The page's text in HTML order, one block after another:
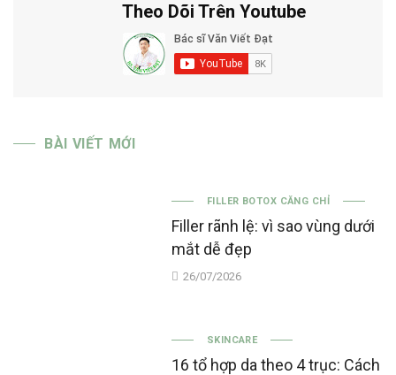
Theo Dõi Trên Youtube
BÀI VIẾT MỚI
FILLER BOTOX CĂNG CHỈ
Filler rãnh lệ: vì sao vùng dưới
mắt dễ đẹp
26/07/2026
SKINCARE
16 tổ hợp da theo 4 trục: Cách